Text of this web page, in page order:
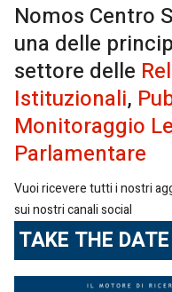
Nomos Centro
una delle
settore delle
Istituzionali,
Monitoraggio
Parlamentare
Vuoi ricevere tutti i nostri
sui nostri canali social
TAKE THE DATE